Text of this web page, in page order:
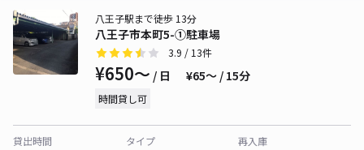
八王子市本町5-①駐車場
八王子駅まで徒歩 13分
3.9 / 13件
¥650〜 / 日 ¥65〜 / 15分
時間貸し可
貸出時間
タイプ
再入庫